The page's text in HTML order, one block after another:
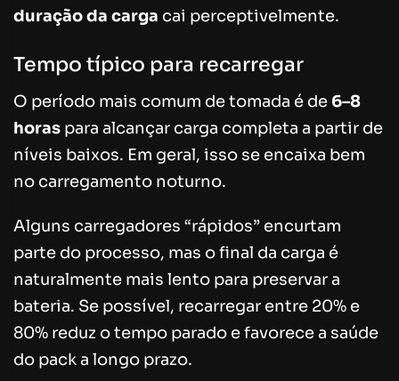
duração da carga cai perceptivelmente.
Tempo típico para recarregar
O período mais comum de tomada é de 6–8
horas para alcançar carga completa a partir de
níveis baixos. Em geral, isso se encaixa bem
no carregamento noturno.
Alguns carregadores “rápidos” encurtam
parte do processo, mas o final da carga é
naturalmente mais lento para preservar a
bateria. Se possível, recarregar entre 20% e
80% reduz o tempo parado e favorece a saúde
do pack a longo prazo.